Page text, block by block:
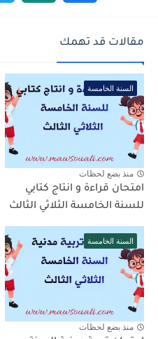
مقالات قد تهمك
السنة الخامسة
منذ بضع لحظات
امتحان قراءة و انتاج كتابي
للسنة الخامسة الثلاثي الثالث
السنة الخامسة
منذ بضع لحظات